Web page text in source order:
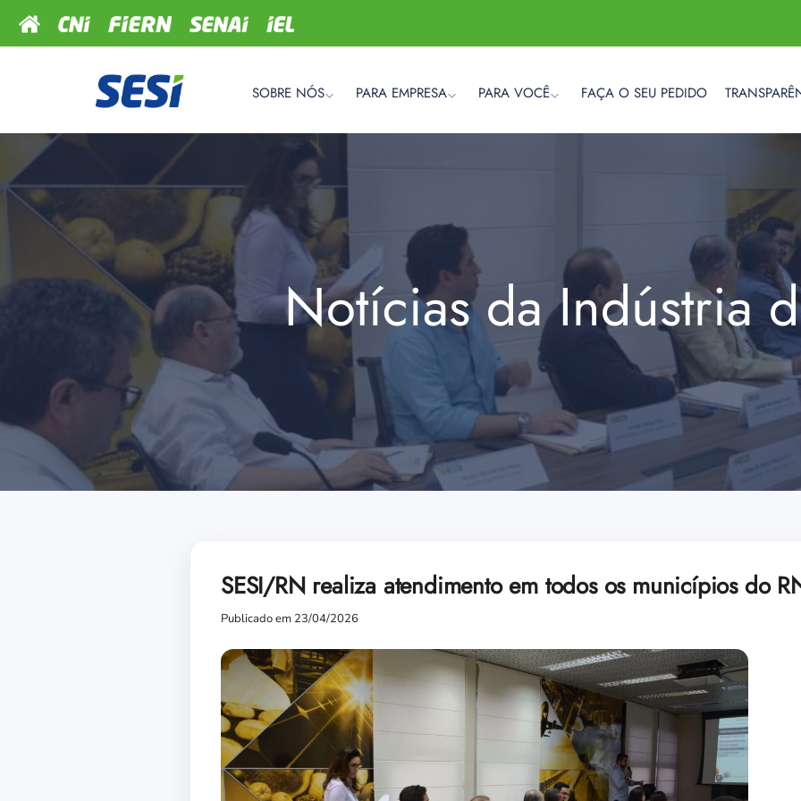
SOBRE NÓS PARA EMPRESA PARA VOCÊ FAÇA O SEU PEDIDO
Notícias da Indústria
SESI/RN realiza atendimento em todos os municípios do
Publicado em 23/04/2026